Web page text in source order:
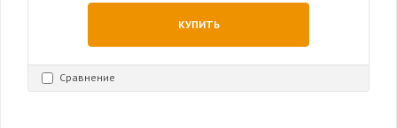
КУПИТЬ
Сравнение